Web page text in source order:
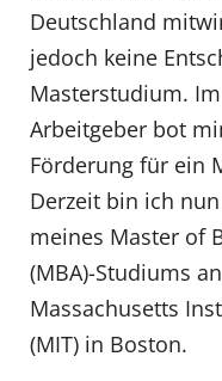
Deutschland
jedoch keine
Masterstudium.
Arbeitgeber bot
Förderung für ein
Derzeit bin ich
meines Master of
(MBA)-Studiums
Massachusetts
(MIT) in Boston.